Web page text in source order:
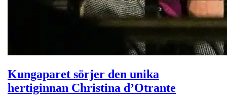
Kungaparet sörjer den unika
hertiginnan Christina d’Otrante